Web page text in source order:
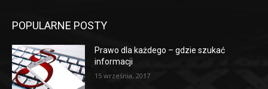
POPULARNE POSTY
Prawo dla każdego – gdzie szukać
informacji
15 września, 2017